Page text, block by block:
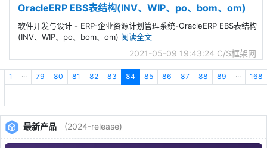
OracleERP EBS表结构(INV、WIP、po、bom、om)
软件开发与设计 - ERP-企业资源计划管理系统-OracleERP EBS表结构
(INV、WIP、po、bom、om) 阅读全文
2021-05-09 19:43:24 C/S框架网
1 ··· 79 80 81 82 83 84 85 86 87 88 89 ··· 168
最新产品 (2024-release)